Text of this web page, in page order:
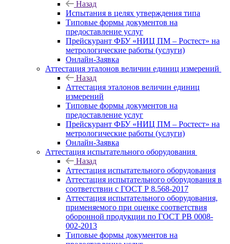
Назад
Испытания в целях утверждения типа
Типовые формы документов на
предоставление услуг
Прейскурант ФБУ «НИЦ ПМ – Ростест» на
метрологические работы (услуги)
Онлайн-Заявка
Аттестация эталонов величин единиц измерений
Назад
Аттестация эталонов величин единиц
измерений
Типовые формы документов на
предоставление услуг
Прейскурант ФБУ «НИЦ ПМ – Ростест» на
метрологические работы (услуги)
Онлайн-Заявка
Аттестация испытательного оборудования
Назад
Аттестация испытательного оборудования
Аттестация испытательного оборудования в
соответствии с ГОСТ Р 8.568-2017
Аттестация испытательного оборудования,
применяемого при оценке соответствия
оборонной продукции по ГОСТ РВ 0008-
002-2013
Типовые формы документов на